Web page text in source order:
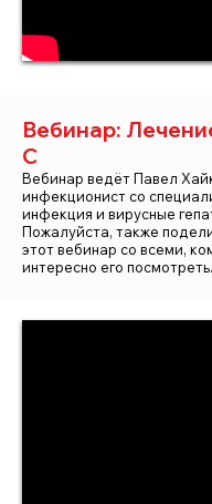
Вебинар:
С
Вебинар ведёт Павел
инфекционист со
инфекция и вирусные
Пожалуйста, также
этот вебинар со всеми,
интересно его посмотреть.